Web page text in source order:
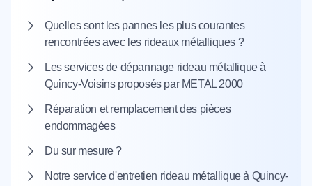
Quelles sont les pannes les plus courantes
rencontrées avec les rideaux métalliques ?
Les services de dépannage rideau métallique à
Quincy-Voisins proposés par METAL 2000
Réparation et remplacement des pièces
endommagées
Du sur mesure ?
Notre service d'entretien rideau métallique à Quincy-